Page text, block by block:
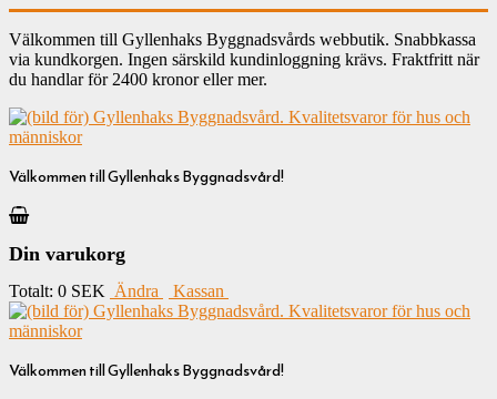
Välkommen till Gyllenhaks Byggnadsvårds webbutik. Snabbkassa
via kundkorgen. Ingen särskild kundinloggning krävs. Fraktfritt när
du handlar för 2400 kronor eller mer.
Välkommen till Gyllenhaks Byggnadsvård!
Din varukorg
Totalt: 0 SEK Ändra Kassan
Välkommen till Gyllenhaks Byggnadsvård!